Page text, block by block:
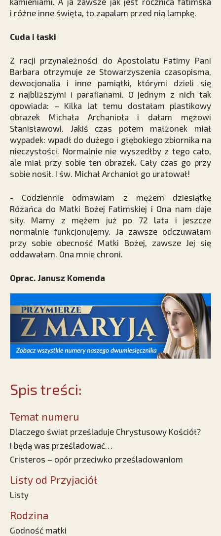
i różne inne święta, to zapalam przed nią lampkę.
Cuda i łaski
Z racji przynależności do Apostolatu Fatimy Pani
Barbara otrzymuje ze Stowarzyszenia czasopisma,
dewocjonalia i inne pamiątki, którymi dzieli się
z najbliższymi i parafianami. O jednym z nich tak
opowiada: – Kilka lat temu dostałam plastikowy
obrazek Michała Archanioła i dałam mężowi
Stanisławowi. Jakiś czas potem małżonek miał
wypadek: wpadł do dużego i głębokiego zbiornika na
nieczystości. Normalnie nie wyszedłby z tego cało,
ale miał przy sobie ten obrazek. Cały czas go przy
sobie nosił. I św. Michał Archanioł go uratował!
- Codziennie odmawiam z mężem dziesiątkę
Różańca do Matki Bożej Fatimskiej i Ona nam daje
siły. Mamy z mężem już po 72 lata i jeszcze
normalnie funkcjonujemy. Ja zawsze odczuwałam
przy sobie obecność Matki Bożej, zawsze Jej się
oddawałam. Ona mnie chroni.
Oprac. Janusz Komenda
Spis treści:
Temat numeru
Dlaczego świat prześladuje Chrystusowy Kościół?
I będą was prześladować…
Cristeros – opór przeciwko prześladowaniom
Listy od Przyjaciół
Listy
Rodzina
Godność matki